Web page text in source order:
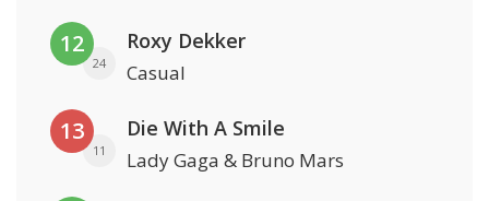
12
24
Roxy Dekker
Casual
13
11
Die With A Smile
Lady Gaga & Bruno Mars